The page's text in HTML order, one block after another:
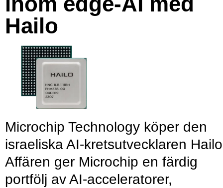
Hailo
Microchip Technology köper den
israeliska AI-kretsutvecklaren
Affären ger Microchip en färdig
portfölj av AI-acceleratorer,